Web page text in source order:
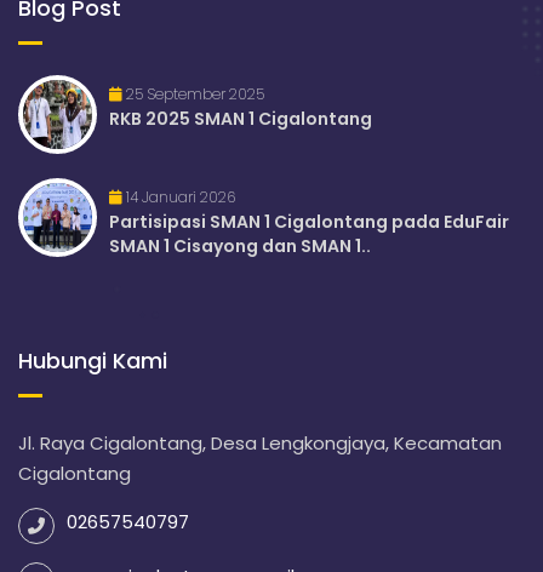
Blog Post
25 September 2025
RKB 2025 SMAN 1 Cigalontang
14 Januari 2026
Partisipasi SMAN 1 Cigalontang pada EduFair
SMAN 1 Cisayong dan SMAN 1..
Hubungi Kami
Jl. Raya Cigalontang, Desa Lengkongjaya, Kecamatan
Cigalontang
02657540797